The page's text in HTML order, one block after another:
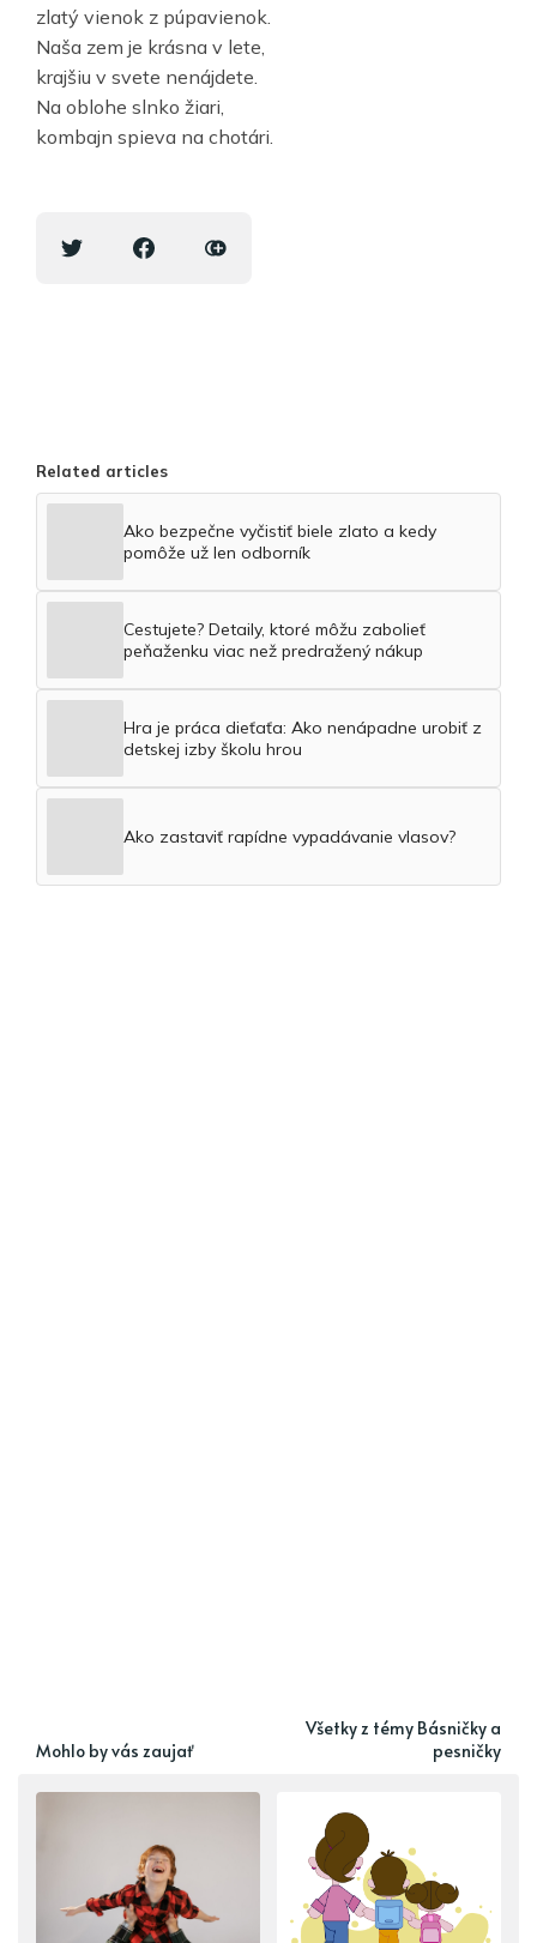
zlatý vienok z púpavienok.
Naša zem je krásna v lete,
krajšiu v svete nenájdete.
Na oblohe slnko žiari,
kombajn spieva na chotári.
Related articles
Ako bezpečne vyčistiť biele zlato a kedy
pomôže už len odborník
Cestujete? Detaily, ktoré môžu zabolieť
peňaženku viac než predražený nákup
Hra je práca dieťaťa: Ako nenápadne urobiť z
detskej izby školu hrou
Ako zastaviť rapídne vypadávanie vlasov?
Mohlo by vás zaujať
Všetky z témy Básničky a
pesničky